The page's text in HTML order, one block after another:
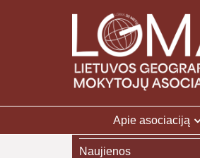
Apie asociaciją
Naujienos